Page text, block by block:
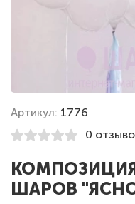
Артикул: 1776
0
ШАРОВ